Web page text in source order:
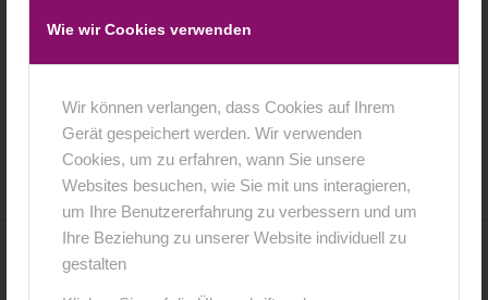
Wie wir Cookies verwenden
Wir können verlangen, dass Cookies auf Ihrem
Gerät gespeichert werden. Wir verwenden
Cookies, um zu erfahren, wann Sie unsere
Websites besuchen, wie Sie mit uns interagieren,
um Ihre Benutzererfahrung zu verbessern und um
Ihre Beziehung zu unserer Website individuell zu
gestalten
19. Juli 2023 / 0 Kommentare / vonanja